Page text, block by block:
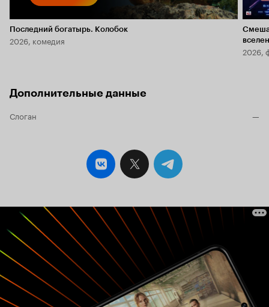
Последний богатырь. Колобок
2026, комедия
2026,
Дополнительные данные
Слоган —